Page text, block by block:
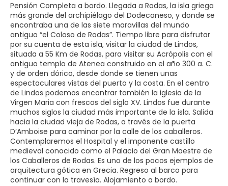
Pensión Completa a bordo. Llegada a Rodas, la isla griega
más grande del archipiélago del Dodecaneso, y donde se
encontraba una de las siete maravillas del mundo
antiguo “el Coloso de Rodas”. Tiempo libre para disfrutar
por su cuenta de esta isla, visitar la ciudad de Lindos,
situada a 55 Km de Rodas, para visitar su Acrópolis con el
antiguo templo de Atenea construido en el año 300 a. C.
y de orden dórico, desde donde se tienen unas
espectaculares vistas del puerto y la costa. En el centro
de Lindos podemos encontrar también la iglesia de la
Virgen Maria con frescos del siglo XV. Lindos fue durante
muchos siglos la ciudad más importante de la isla. Salida
hacia la ciudad vieja de Rodas, a través de la puerta
D’Amboise para caminar por la calle de los caballeros.
Contemplaremos el Hospital y el imponente castillo
medieval conocido como el Palacio del Gran Maestre de
los Caballeros de Rodas. Es uno de los pocos ejemplos de
arquitectura gótica en Grecia. Regreso al barco para
continuar con la travesía. Alojamiento a bordo.